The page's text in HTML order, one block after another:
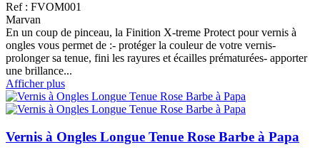
Ref : FVOM001
Marvan
En un coup de pinceau, la Finition X-treme Protect pour vernis à
ongles vous permet de :- protéger la couleur de votre vernis-
prolonger sa tenue, fini les rayures et écailles prématurées- apporter
une brillance...
Afficher plus
Vernis à Ongles Longue Tenue Rose Barbe à Papa